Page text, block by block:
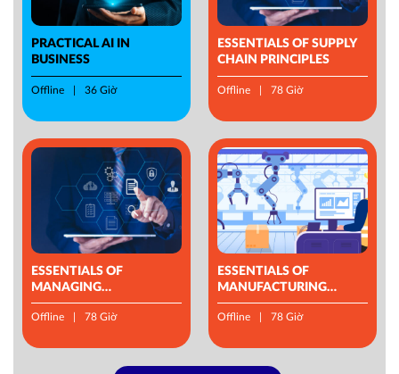
PRACTICAL AI IN
BUSINESS
Offline 36 Giờ
ESSENTIALS OF SUPPLY
CHAIN PRINCIPLES
Offline 78 Giờ
ESSENTIALS OF
MANAGING
OPERATIONS
Offline 78 Giờ
ESSENTIALS OF
MANUFACTURING
MANAGEMENT
Offline 78 Giờ